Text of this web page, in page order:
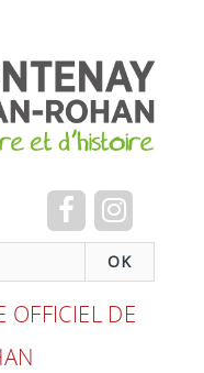
OK
OFFICIEL DE